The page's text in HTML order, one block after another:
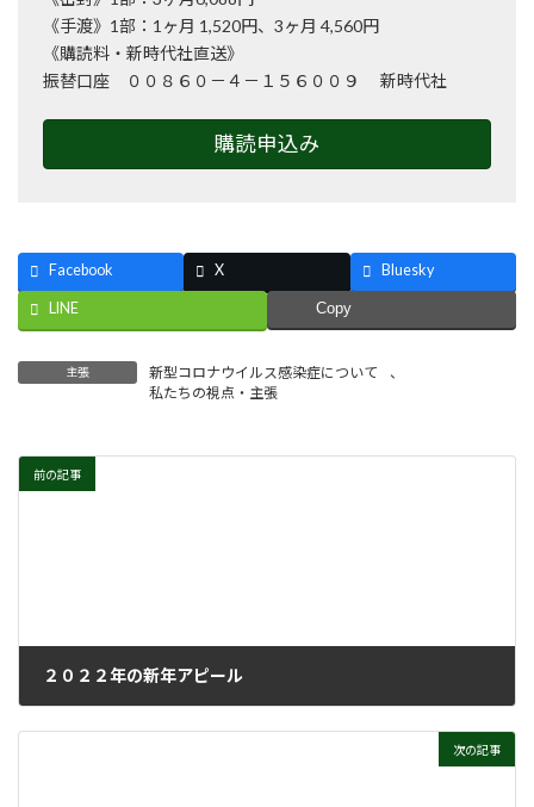
《手渡》1部：1ヶ月 1,520円、3ヶ月 4,560円
《購読料・新時代社直送》
振替口座 ００８６０－４－１５６００９ 新時代社
購読申込み
Facebook X Bluesky
LINE Copy
主張 新型コロナウイルス感染症について
、
私たちの視点・主張
前の記事
２０２２年の新年アピール
次の記事